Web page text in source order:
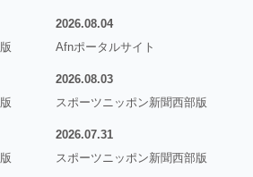
2026.08.04
Afnポータルサイト
2026.08.03
スポーツニッポン新聞西部版
2026.07.31
スポーツニッポン新聞西部版